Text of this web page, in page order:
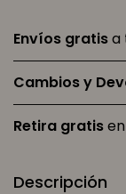
Envíos gratisa
Cambios y
Retira gratis
Descripción